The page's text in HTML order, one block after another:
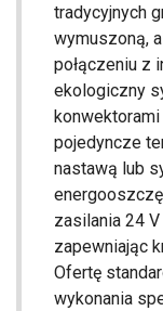
tradycyjnych
wymuszoną,
połączeniu z
ekologiczny
pojedyncze
nastawą lub
zasilania 24
zapewniając
Ofertę
wykonania